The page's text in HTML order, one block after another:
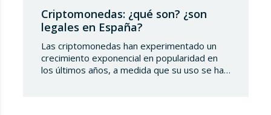
Criptomonedas: ¿qué son? ¿son
legales en España?
Las criptomonedas han experimentado un
crecimiento exponencial en popularidad en
los últimos años, a medida que su uso se ha